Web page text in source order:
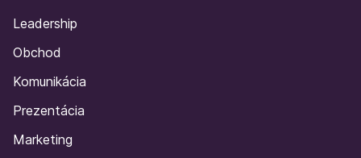
Leadership
Obchod
Komunikácia
Prezentácia
Marketing